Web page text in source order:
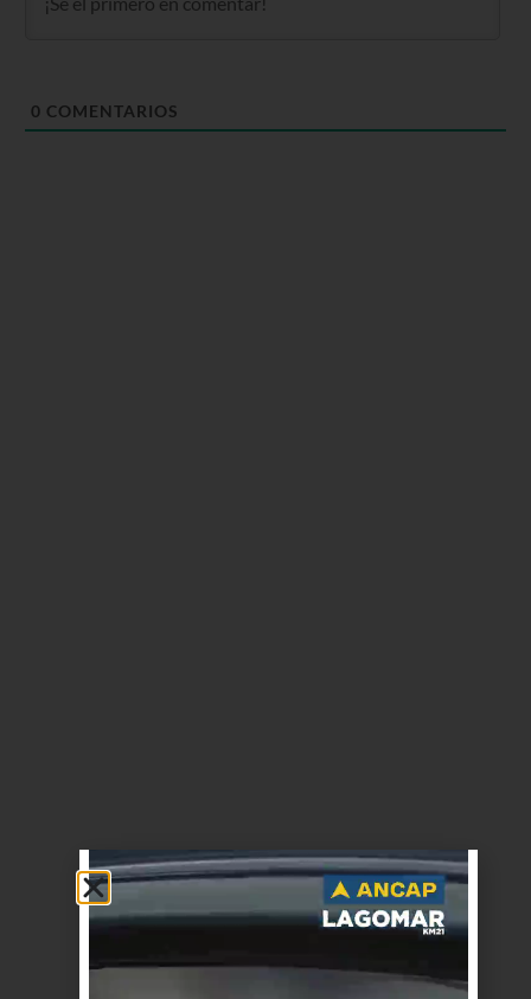
0 COMENTARIOS